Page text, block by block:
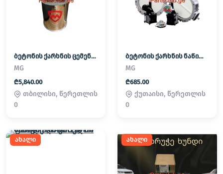
ბეტონის ქარხნის ცემენტის სილოსის ფილტრი
MG
₾5,840.00
თბილისი, წერეთლის
0
ბეტონის ქარხნის ნაწილები
MG
₾685.00
ქუთაისი, წერეთლის
0
ახალი ახალი